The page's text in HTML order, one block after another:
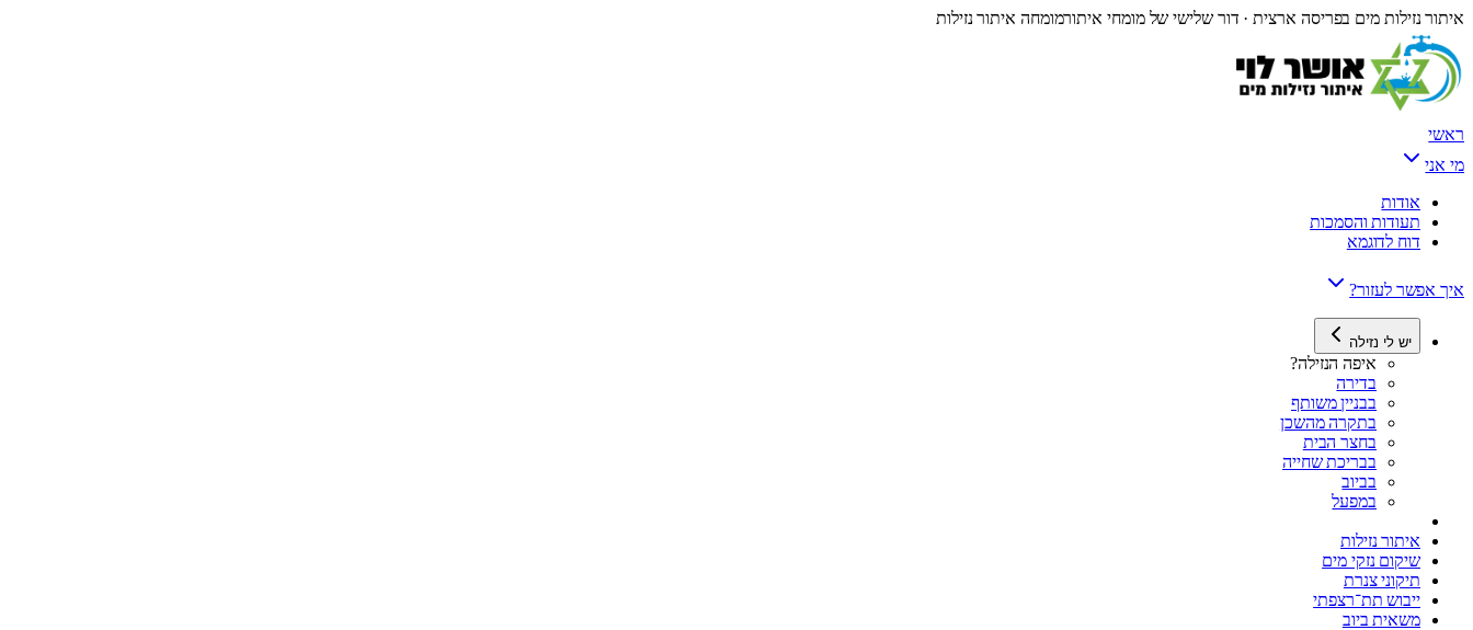
איתור נזילות מים בפריסה ארצית · דור שלישי של מומחי איתורמומחה איתור נזילות
ראשי
מי אני
אודות
תעודות והסמכות
דוח לדוגמא
איך אפשר לעזור?
יש לי נזילה
איפה הנזילה?
בדירה
בבניין משותף
בתקרה מהשכן
בחצר הבית
בבריכת שחייה
בביוב
במפעל
איתור נזילות
שיקום נזקי מים
תיקוני צנרת
ייבוש תת־רצפתי
משאית ביוב